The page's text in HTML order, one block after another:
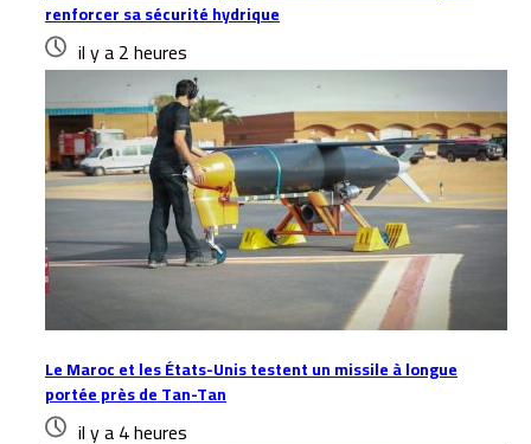
renforcer sa sécurité hydrique
il y a 2 heures
Le Maroc et les États-Unis testent un missile à longue
portée près de Tan-Tan
il y a 4 heures